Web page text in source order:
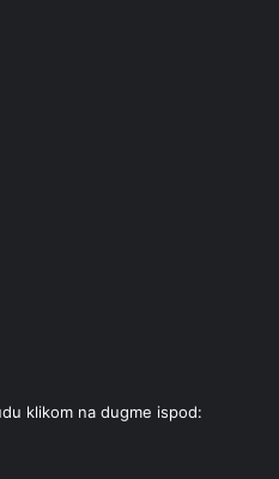
klikom na dugme ispod: